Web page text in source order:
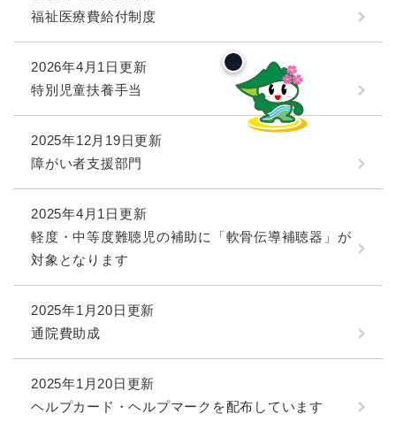
福祉医療費給付制度
2026年4月1日更新
特別児童扶養手当
2025年12月19日更新
障がい者支援部門
2025年4月1日更新
軽度・中等度難聴児の補助に「軟骨伝導補聴器」が
対象となります
2025年1月20日更新
通院費助成
2025年1月20日更新
ヘルプカード・ヘルプマークを配布しています